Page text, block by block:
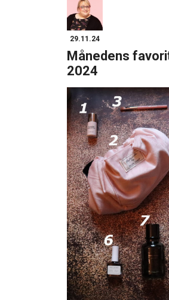
29.11.24
Månedens
2024